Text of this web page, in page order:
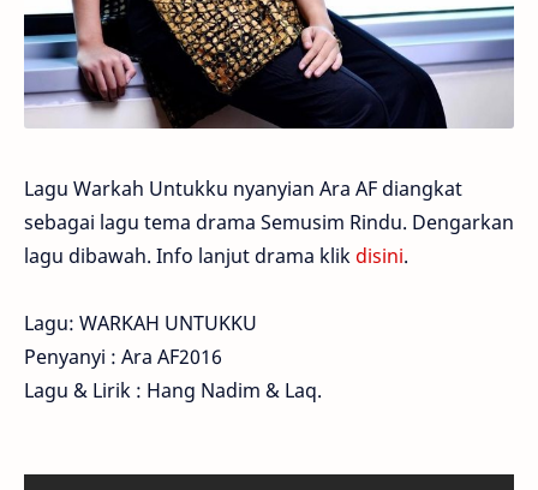
Lagu Warkah Untukku nyanyian Ara AF diangkat
sebagai lagu tema drama Semusim Rindu. Dengarkan
lagu dibawah. Info lanjut drama klik disini.
Lagu: WARKAH UNTUKKU
Penyanyi : Ara AF2016
Lagu & Lirik : Hang Nadim & Laq.